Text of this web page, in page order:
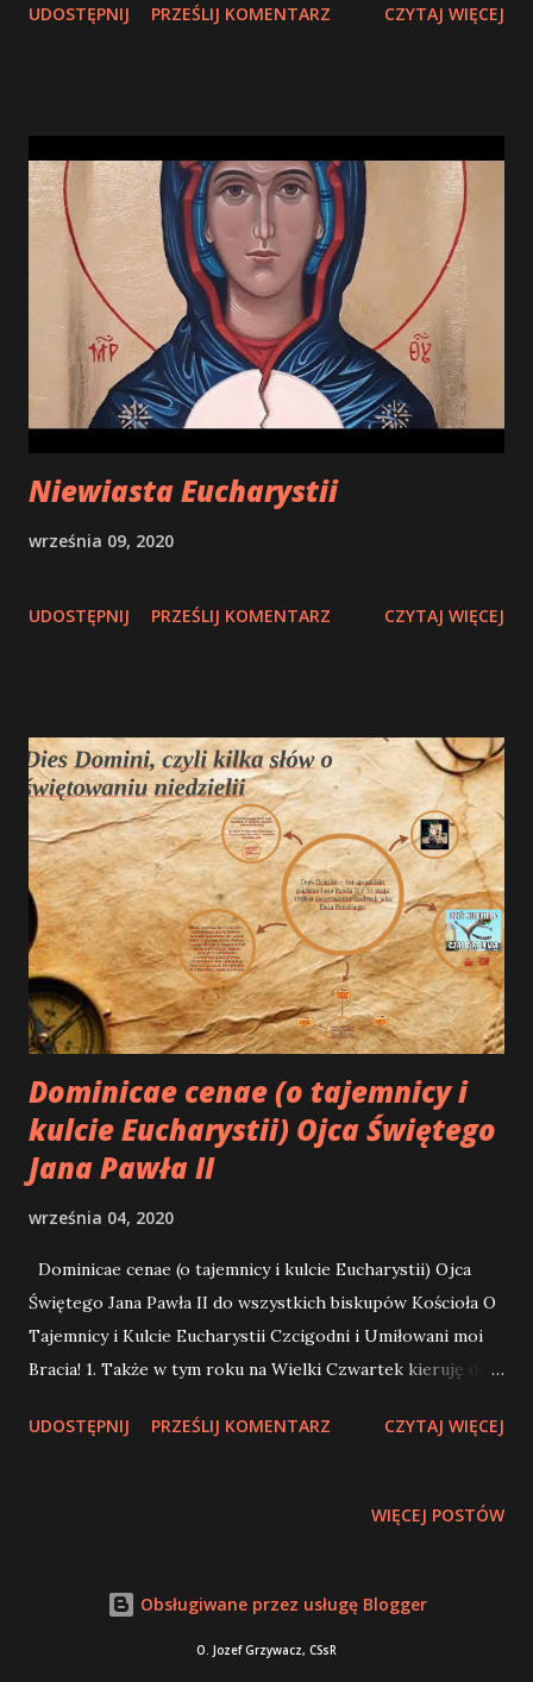
komunią miłości dla wszystkich, umacniając nas w jedności
ofiarowała je Słowu jako dar całej rodziny ludzkiej, a żeby
ono mogło się w nie przyoblec, stając się naszym
Odkupicielem, Najwyższym Kapłanem i Ofiarą. Tak więc u
korzeni Eucharystii znajduje się dziewicze życie Maryi, Jej
przeobfite doświadczenie Boga, Jej droga wiary i miłości,
które za sprawą Ducha Świętego przemieniają Jej ciało w
świątynię, a Jej serce w ołtarz: poczęła bowiem nie wedle
natury, lecz przez wiarę w akcie w wolnym i całkowicie św...
UDOSTĘPNIJ PRZEŚLIJ KOMENTARZ CZYTAJ WIĘCEJ
Niewiasta Eucharystii
września 09, 2020
UDOSTĘPNIJ PRZEŚLIJ KOMENTARZ CZYTAJ WIĘCEJ
Dominicae cenae (o tajemnicy i
kulcie Eucharystii) Ojca Świętego
Jana Pawła II
września 04, 2020
Dominicae cenae (o tajemnicy i kulcie Eucharystii) Ojca
Świętego Jana Pawła II do wszystkich biskupów Kościoła O
Tajemnicy i Kulcie Eucharystii Czcigodni i Umiłowani moi
Bracia! 1. Także w tym roku na Wielki Czwartek kieruję do
otrzymaliście z tej samej okazji, w ubiegłym roku razem z
Prezbyterium myśli, jakie pragnąłem wypowiedzieć na
UDOSTĘPNIJ PRZEŚLIJ KOMENTARZ CZYTAJ WIĘCEJ
WIĘCEJ POSTÓW
Obsługiwane przez usługę Blogger
O. Jozef Grzywacz, CSsR